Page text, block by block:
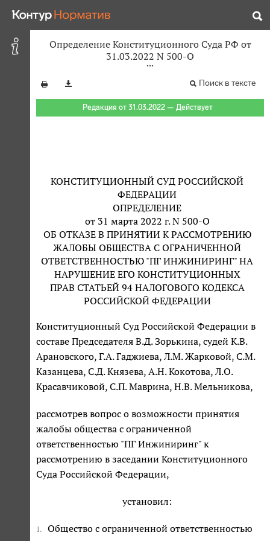
Определение Конституционного Суда РФ от
31.03.2022 N 500-О
Поиск в тексте
Редакция от 31.03.2022 — Действует
КОНСТИТУЦИОННЫЙ СУД РОССИЙСКОЙ
ФЕДЕРАЦИИ
ОПРЕДЕЛЕНИЕ
от 31 марта 2022 г. N 500-О
ОБ ОТКАЗЕ В ПРИНЯТИИ К РАССМОТРЕНИЮ
ЖАЛОБЫ ОБЩЕСТВА С ОГРАНИЧЕННОЙ
ОТВЕТСТВЕННОСТЬЮ "ПГ ИНЖИНИРИНГ" НА
НАРУШЕНИЕ ЕГО КОНСТИТУЦИОННЫХ
ПРАВ СТАТЬЕЙ 94 НАЛОГОВОГО КОДЕКСА
РОССИЙСКОЙ ФЕДЕРАЦИИ
Конституционный Суд Российской Федерации в
составе Председателя В.Д. Зорькина, судей К.В.
Арановского, Г.А. Гаджиева, Л.М. Жарковой, С.М.
Казанцева, С.Д. Князева, А.Н. Кокотова, Л.О.
Красавчиковой, С.П. Маврина, Н.В. Мельникова,
рассмотрев вопрос о возможности принятия
жалобы общества с ограниченной
ответственностью "ПГ Инжиниринг" к
рассмотрению в заседании Конституционного
Суда Российской Федерации,
установил:
1.
Общество с ограниченной ответственностью